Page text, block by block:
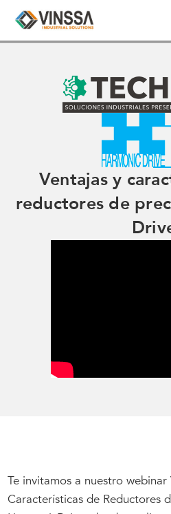
Ventajas y
reductores de
Te invitamos a nuestro webinar
Características de Reductores